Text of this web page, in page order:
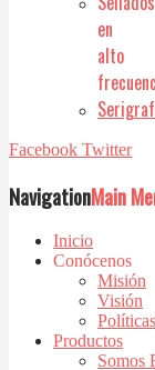
en
alto
Facebook Twitter
NavigationMain
Inicio
Conócenos
Misión
Visión
Políticas
Productos
Somos